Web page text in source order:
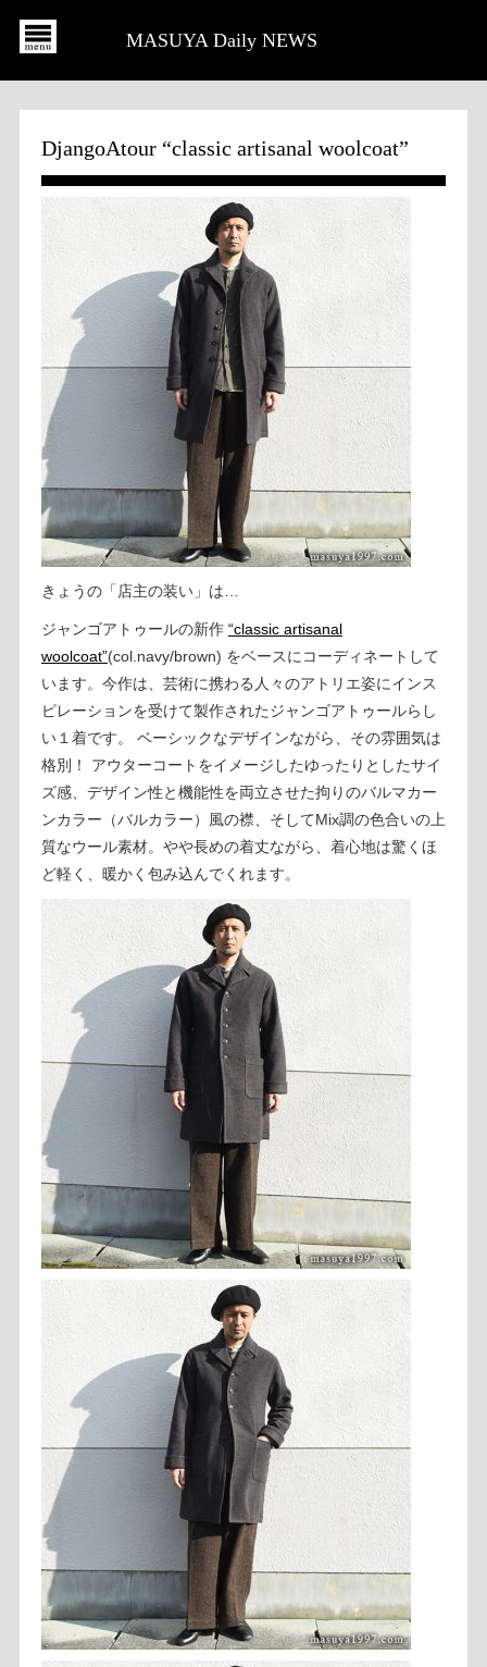
MASUYA Daily NEWS
DjangoAtour “classic artisanal woolcoat”
きょうの「店主の装い」は…
ジャンゴアトゥールの新作 “classic artisanal
woolcoat”(col.navy/brown) をベースにコーディネートして
います。今作は、芸術に携わる人々のアトリエ姿にインス
ピレーションを受けて製作されたジャンゴアトゥールらし
い１着です。 ベーシックなデザインながら、その雰囲気は
格別！ アウターコートをイメージしたゆったりとしたサイ
ズ感、デザイン性と機能性を両立させた拘りのバルマカー
ンカラー（バルカラー）風の襟、そしてMix調の色合いの上
質なウール素材。やや長めの着丈ながら、着心地は驚くほ
ど軽く、暖かく包み込んでくれます。